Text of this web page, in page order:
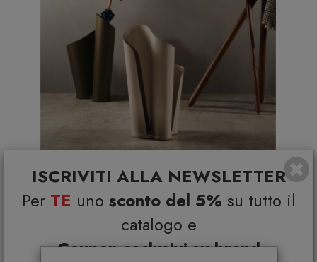
ISCRIVITI ALLA NEWSLETTER
Per TE uno sconto del 5% su tutto il
catalogo e
Coupon esclusivi su brand
Portaombrelli Narciso T7490
€ 419,00 € 466,00